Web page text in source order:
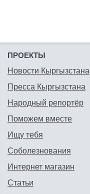
ПРОЕКТЫ
Новости Кыргызстана
Пресса Кыргызстана
Народный репортёр
Поможем вместе
Ищу тебя
Соболезнования
Интернет магазин
Статьи